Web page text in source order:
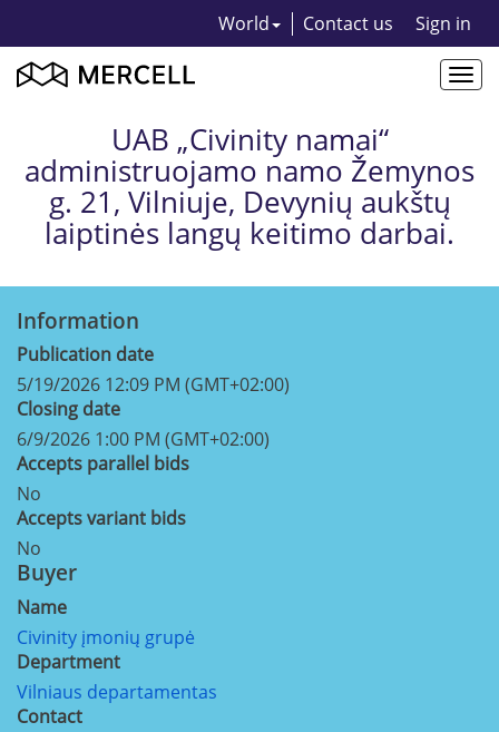
World Contact us Sign in
UAB „Civinity namai“
administruojamo namo Žemynos
g. 21, Vilniuje, Devynių aukštų
laiptinės langų keitimo darbai.
Information
Publication date
5/19/2026 12:09 PM (GMT+02:00)
Closing date
6/9/2026 1:00 PM (GMT+02:00)
Accepts parallel bids
No
Accepts variant bids
No
Buyer
Name
Civinity įmonių grupė
Department
Vilniaus departamentas
Contact